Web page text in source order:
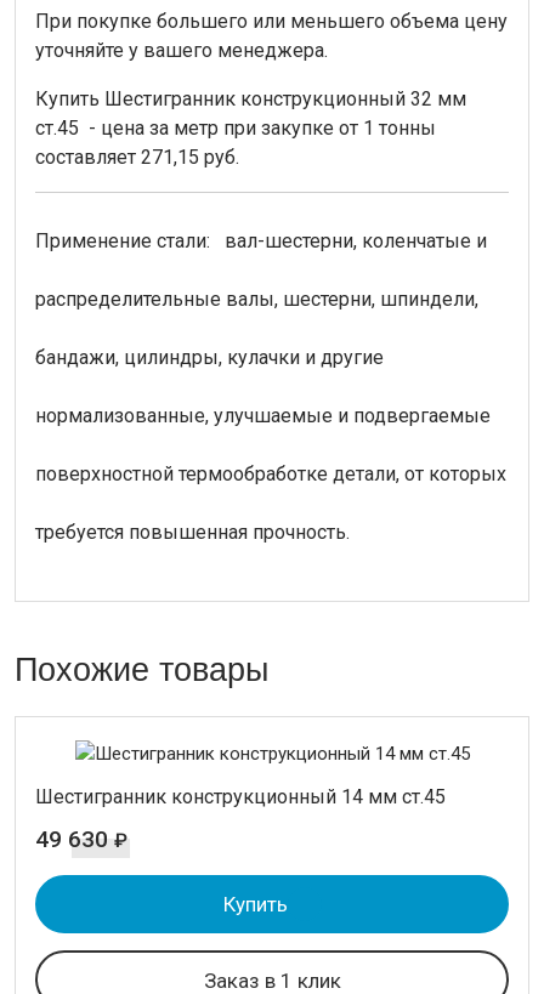
При покупке большего или меньшего объема цену
уточняйте у вашего менеджера.
Купить Шестигранник конструкционный 32 мм
ст.45 - цена за метр при закупке от 1 тонны
составляет 271,15 руб.
Применение стали: вал-шестерни, коленчатые и
распределительные валы, шестерни, шпиндели,
бандажи, цилиндры, кулачки и другие
нормализованные, улучшаемые и подвергаемые
поверхностной термообработке детали, от которых
требуется повышенная прочность.
Похожие товары
Шестигранник конструкционный 14 мм ст.45
49 630 ₽
Купить
Заказ в 1 клик